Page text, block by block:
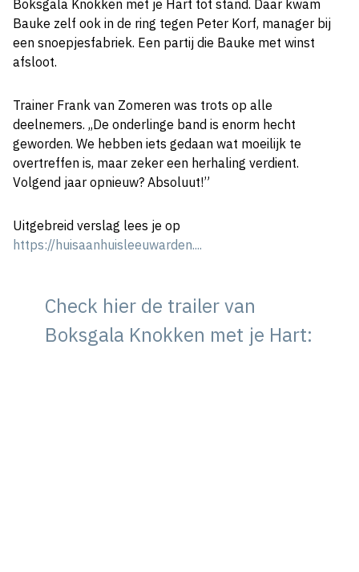
Boksgala Knokken met je Hart tot stand. Daar kwam
Bauke zelf ook in de ring tegen Peter Korf, manager bij
een snoepjesfabriek. Een partij die Bauke met winst
afsloot.
Trainer Frank van Zomeren was trots op alle
deelnemers. ,,De onderlinge band is enorm hecht
geworden. We hebben iets gedaan wat moeilijk te
overtreffen is, maar zeker een herhaling verdient.
Volgend jaar opnieuw? Absoluut!”
Uitgebreid verslag lees je op
https://huisaanhuisleeuwarden....
Check hier de trailer van
Boksgala Knokken met je Hart: